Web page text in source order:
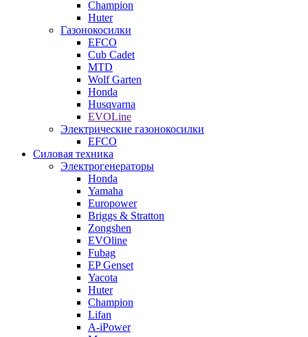
Champion
Huter
Газонокосилки
EFCO
Cub Cadet
MTD
Wolf Garten
Honda
Husqvarna
EVOLine
Электрические газонокосилки
EFCO
Силовая техника
Электрогенераторы
Honda
Yamaha
Europower
Briggs & Stratton
Zongshen
EVOline
Fubag
EP Genset
Yacota
Huter
Champion
Lifan
A-iPower